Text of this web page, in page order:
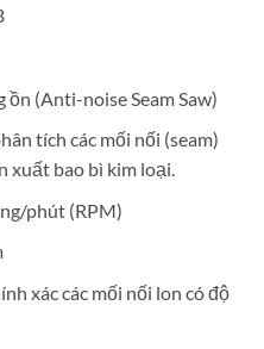
ồn (Anti-noise Seam Saw)
tích các mối nối (seam)
xuất bao bì kim loại.
phút (RPM)
xác các mối nối lon có độ